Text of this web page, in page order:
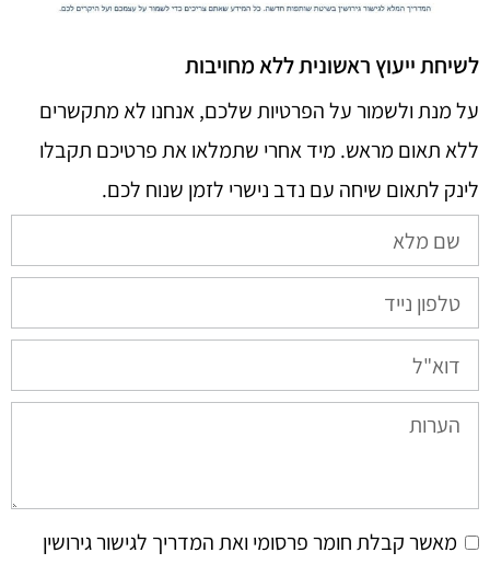
לשיחת ייעוץ ראשונית ללא מחויבות
על מנת ולשמור על הפרטיות שלכם, אנחנו לא מתקשרים
ללא תאום מראש. מיד אחרי שתמלאו את פרטיכם תקבלו
לינק לתאום שיחה עם נדב נישרי לזמן שנוח לכם.​
מאשר קבלת חומר פרסומי ואת המדריך לגישור גירושין